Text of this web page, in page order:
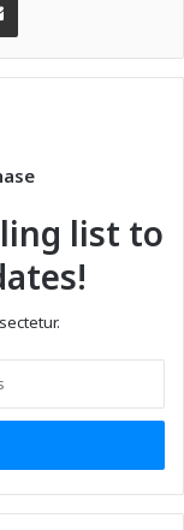
list to